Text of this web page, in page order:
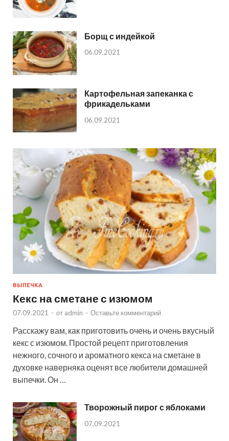
Борщ с индейкой
06.09.2021
Картофельная запеканка с
фрикадельками
06.09.2021
ВЫПЕЧКА
Кекс на сметане с изюмом
07.09.2021 - от admin - Оставьте комментарий
Расскажу вам, как приготовить очень и очень вкусный
кекс с изюмом. Простой рецепт приготовления
нежного, сочного и ароматного кекса на сметане в
духовке наверняка оценят все любители домашней
выпечки. Он …
Творожный пирог с яблоками
07.09.2021